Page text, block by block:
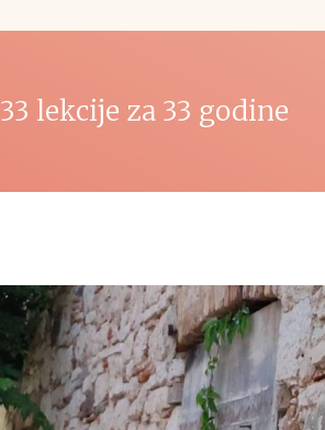
33 lekcije za 33 godine